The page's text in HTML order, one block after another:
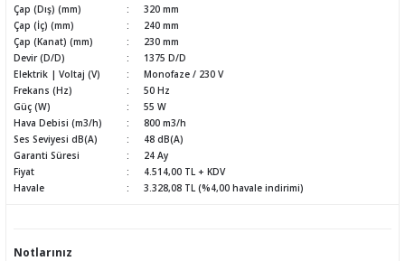
Çap (Dış) (mm)
320 mm
Çap (İç) (mm)
240 mm
Çap (Kanat) (mm)
230 mm
Devir (D/D)
1375 D/D
Elektrik | Voltaj (V)
Monofaze / 230 V
Frekans (Hz)
50 Hz
Güç (W)
55 W
Hava Debisi (m3/h)
800 m3/h
Ses Seviyesi dB(A)
48 dB(A)
Garanti Süresi
24 Ay
Fiyat
4.514,00 TL + KDV
Havale
3.328,08 TL (%4,00 havale indirimi)
Notlarınız